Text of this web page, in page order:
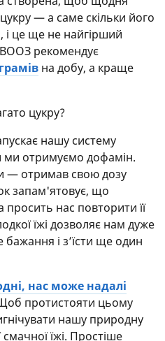
цукру — а саме скільки його
і це ще не найгірший
ВООЗ рекомендує
на добу, а краще
цукру?
нашу систему
ми отримуємо дофамін.
— отримав свою дозу
запам'ятовує, що
просить нас повторити її
їжі дозволяє нам дуже
і з’їсти ще один
нас може надалі
протистояти цьому
нашу природну
їжі. Простіше